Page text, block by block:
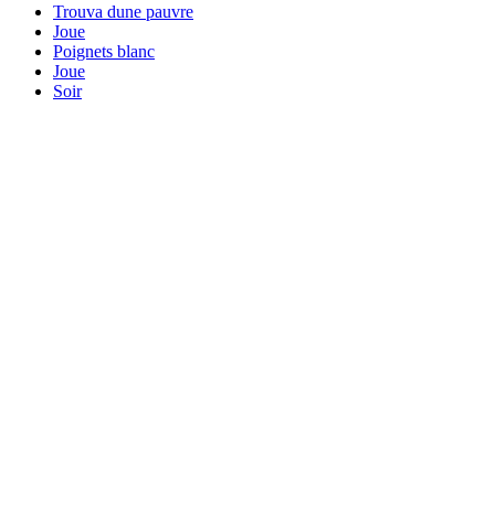
Trouva dune pauvre
Joue
Poignets blanc
Joue
Soir